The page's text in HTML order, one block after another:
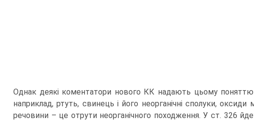
Однак деякі коментатори нового КК надають цьому поняттю
наприклад, ртуть, свинець і його неорганічні сполуки,
речовини – це отрути неорганічного походження. У ст. 326